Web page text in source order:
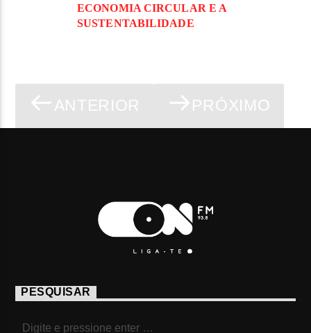
ECONOMIA CIRCULAR E A
SUSTENTABILIDADE
ANTERIOR PRÓXIMO
PESQUISAR